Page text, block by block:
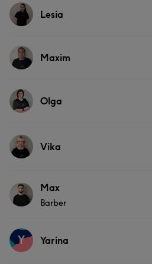
ServicesLesia
ServicesMaxim
ServicesOlga
Services
Vika
ServicesMax
Barber
Services
Y Yarina